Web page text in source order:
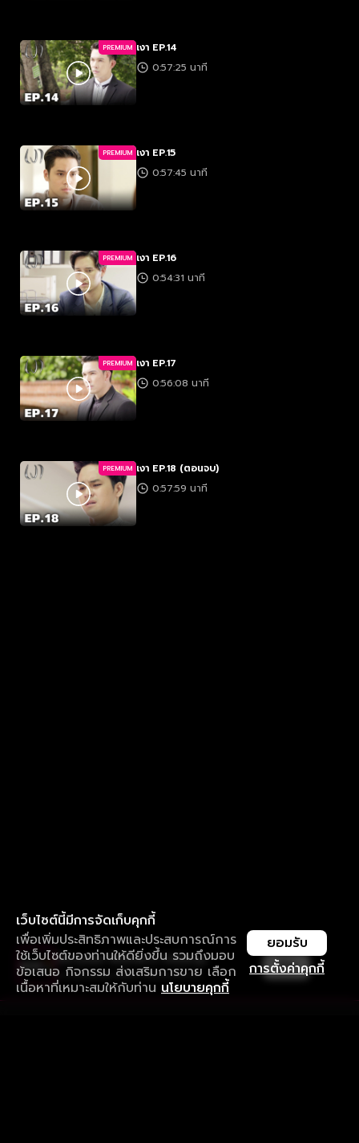
PREMIUM เงา EP.14
0:57:25 นาที
PREMIUM เงา EP.15
0:57:45 นาที
PREMIUM เงา EP.16
0:54:31 นาที
PREMIUM เงา EP.17
0:56:08 นาที
PREMIUM เงา EP.18 (ตอนจบ)
0:57:59 นาที
เว็บไซต์นี้มีการจัดเก็บคุกกี้
เพื่อเพิ่มประสิทธิภาพและประสบการณ์การ
ใช้เว็บไซต์ของท่านให้ดียิ่งขึ้น รวมถึงมอบ
ข้อเสนอ กิจกรรม ส่งเสริมการขาย เลือก
เนื้อหาที่เหมาะสมให้กับท่าน นโยบายคุกกี้
การตั้งค่าคุกกี้
ยอมรับ
ใช้งานแอป ลื่นไหลกว่า ไม่มีสะดุด
ดาวน์โหลดแอปเพื่อการรับชมที่ดีกว่า เปิด